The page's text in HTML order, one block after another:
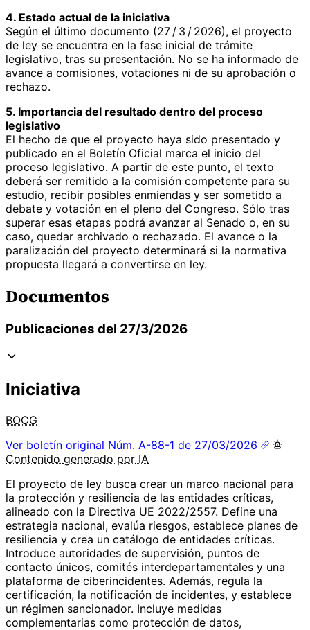
4. Estado actual de la iniciativa
Según el último documento (27 / 3 / 2026), el proyecto
de ley se encuentra en la fase inicial de trámite
legislativo, tras su presentación. No se ha informado de
avance a comisiones, votaciones ni de su aprobación o
rechazo.
5. Importancia del resultado dentro del proceso
legislativo
El hecho de que el proyecto haya sido presentado y
publicado en el Boletín Oficial marca el inicio del
proceso legislativo. A partir de este punto, el texto
deberá ser remitido a la comisión competente para su
estudio, recibir posibles enmiendas y ser sometido a
debate y votación en el pleno del Congreso. Sólo tras
superar esas etapas podrá avanzar al Senado o, en su
caso, quedar archivado o rechazado. El avance o la
paralización del proyecto determinará si la normativa
propuesta llegará a convertirse en ley.
Documentos
Publicaciones del 27/3/2026
Iniciativa
BOCG
Ver boletín original Núm. A-88-1 de 27/03/2026
Contenido generado por IA
El proyecto de ley busca crear un marco nacional para
la protección y resiliencia de las entidades críticas,
alineado con la Directiva UE 2022/2557. Define una
estrategia nacional, evalúa riesgos, establece planes de
resiliencia y crea un catálogo de entidades críticas.
Introduce autoridades de supervisión, puntos de
contacto únicos, comités interdepartamentales y una
plataforma de ciberincidentes. Además, regula la
certificación, la notificación de incidentes, y establece
un régimen sancionador. Incluye medidas
complementarias como protección de datos,